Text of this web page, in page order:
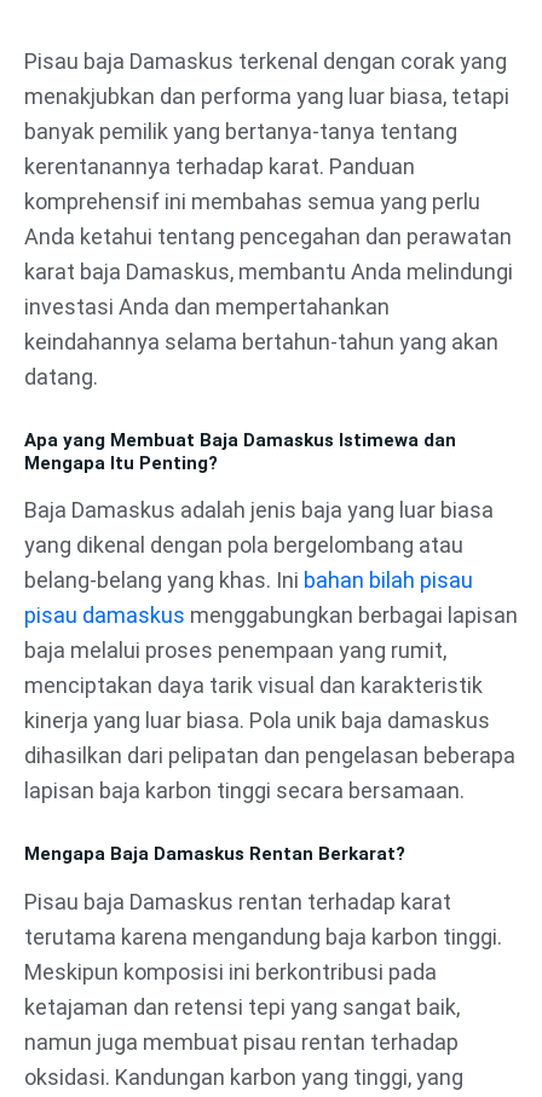
konten
Pisau baja Damaskus terkenal dengan corak yang
menakjubkan dan performa yang luar biasa, tetapi
banyak pemilik yang bertanya-tanya tentang
kerentanannya terhadap karat. Panduan
komprehensif ini membahas semua yang perlu
Anda ketahui tentang pencegahan dan perawatan
karat baja Damaskus, membantu Anda melindungi
investasi Anda dan mempertahankan
keindahannya selama bertahun-tahun yang akan
datang.
Apa yang Membuat Baja Damaskus Istimewa dan
Mengapa Itu Penting?
Baja Damaskus adalah jenis baja yang luar biasa
yang dikenal dengan pola bergelombang atau
belang-belang yang khas. Ini bahan bilah pisau
pisau damaskus menggabungkan berbagai lapisan
baja melalui proses penempaan yang rumit,
menciptakan daya tarik visual dan karakteristik
kinerja yang luar biasa. Pola unik baja damaskus
dihasilkan dari pelipatan dan pengelasan beberapa
lapisan baja karbon tinggi secara bersamaan.
Mengapa Baja Damaskus Rentan Berkarat?
Pisau baja Damaskus rentan terhadap karat
terutama karena mengandung baja karbon tinggi.
Meskipun komposisi ini berkontribusi pada
ketajaman dan retensi tepi yang sangat baik,
namun juga membuat pisau rentan terhadap
oksidasi. Kandungan karbon yang tinggi, yang